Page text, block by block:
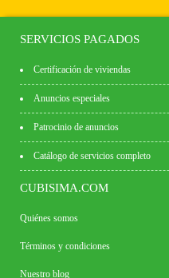
SERVICIOS PAGADOS
Certificación de viviendas
Anuncios especiales
Patrocinio de anuncios
Catálogo de servicios completo
CUBISIMA.COM
Quiénes somos
Términos y condiciones
Nuestro blog